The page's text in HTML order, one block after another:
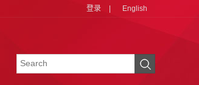
登录 English